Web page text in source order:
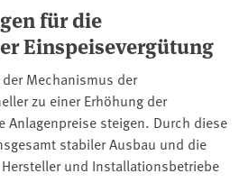
für die
Einspeisevergütung
Mechanismus der
zu einer Erhöhung der
Anlagenpreise steigen. Durch diese
stabiler Ausbau und die
und Installationsbetriebe